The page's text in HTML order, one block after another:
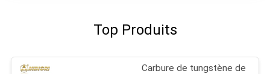
Top Produits
Carbure de tungstène de